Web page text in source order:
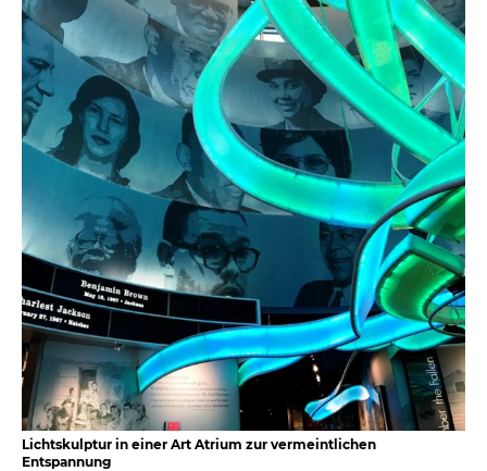
Lichtskulptur in einer Art Atrium zur vermeintlichen
Entspannung